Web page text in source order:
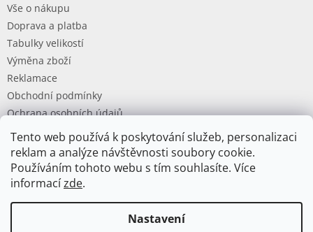
Tento web používá k poskytování služeb, personalizaci
reklam a analýze návštěvnosti soubory cookie.
Používáním tohoto webu s tím souhlasíte. Více
informacízde.
Nastavení
Vše o nákupu
Doprava a platba
Tabulky velikostí
Výměna zboží
Reklamace
Obchodní podmínky
Ochrana osobních údajů